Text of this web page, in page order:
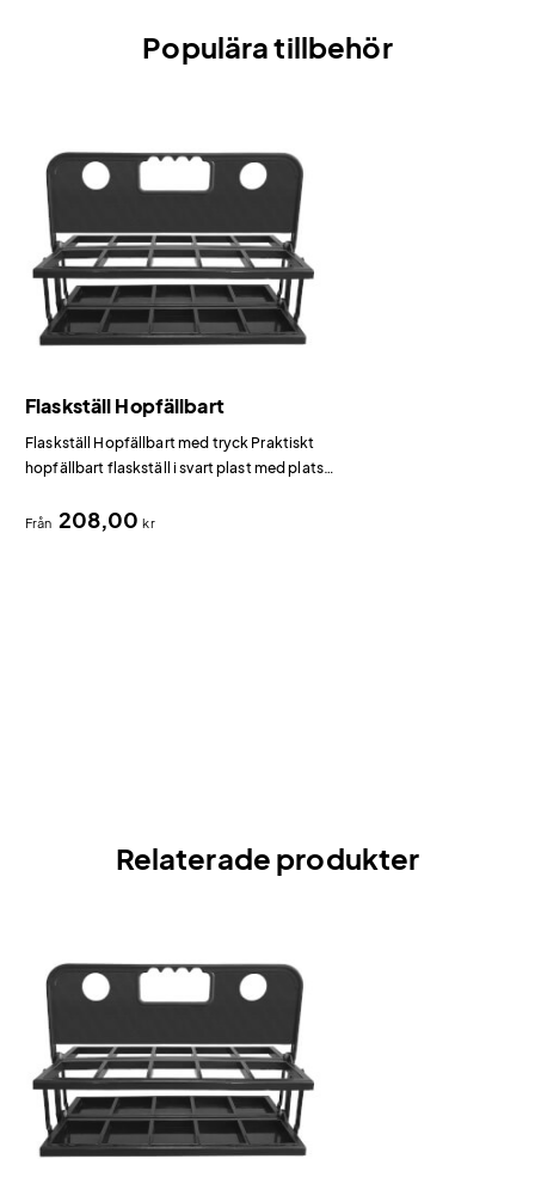
Populära tillbehör
Flaskställ Hopfällbart
Flaskställ Hopfällbart med tryck Praktiskt
hopfällbart flaskställ i svart plast med plats
Från 208,00kr
Relaterade produkter